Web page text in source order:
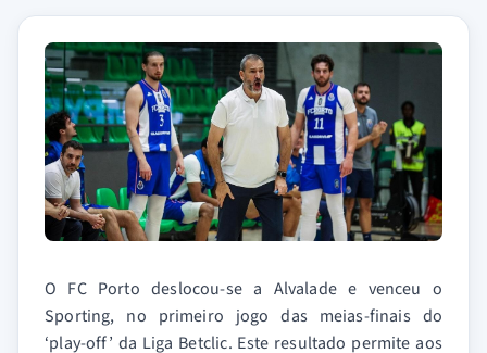
O FC Porto deslocou-se a Alvalade e venceu o
Sporting, no primeiro jogo das meias-finais do
‘play-off’ da Liga Betclic. Este resultado permite aos